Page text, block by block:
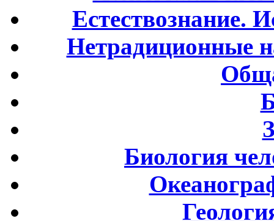
Естествознание.
Нетрадиционные
Биология